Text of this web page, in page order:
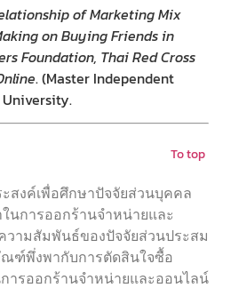
of Marketing Mix
on Buying Friends in
Foundation, Thai Red Cross
. (Master Independent
To top
สงค์เพื่อศึกษาปัจจัยส่วนบุคคล
การออกร้านจำหน่ายและ
มสัมพันธ์ของปัจจัยส่วนประสม
ฑ์พึ่งพากับการตัดสินใจซื้อ
รออกร้านจำหน่ายและออนไลน์